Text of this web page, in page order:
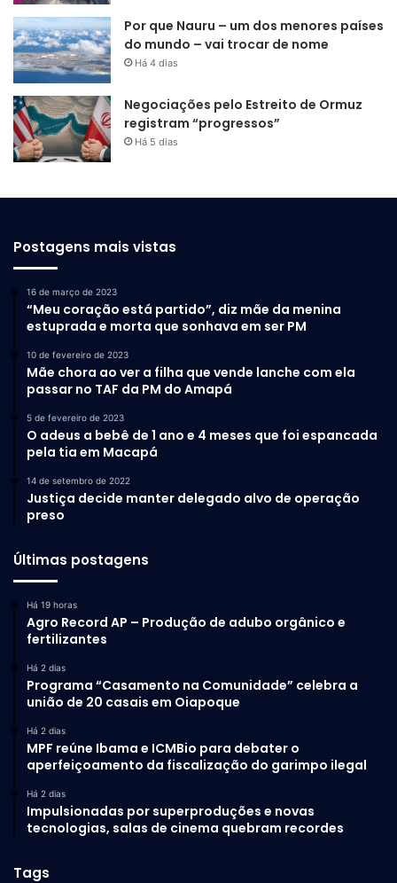
manteve decisão do então ministro Ricardo Lewandowski,
que declarou a impossibilidade de que elementos obtidos
por meio do acordo de leniência da Odebrecht sejam
utilizados como prova.
Por que Nauru – um dos menores países
do mundo – vai trocar de nome
Há 4 dias
Negociações pelo Estreito de Ormuz
registram “progressos”
Há 5 dias
Postagens mais vistas
16 de março de 2023
“Meu coração está partido”, diz mãe da menina
estuprada e morta que sonhava em ser PM
10 de fevereiro de 2023
Mãe chora ao ver a filha que vende lanche com ela
passar no TAF da PM do Amapá
5 de fevereiro de 2023
O adeus a bebê de 1 ano e 4 meses que foi espancada
pela tia em Macapá
14 de setembro de 2022
Justiça decide manter delegado alvo de operação
preso
Últimas postagens
Há 19 horas
Agro Record AP – Produção de adubo orgânico e
fertilizantes
Há 2 dias
Programa “Casamento na Comunidade” celebra a
união de 20 casais em Oiapoque
Há 2 dias
MPF reúne Ibama e ICMBio para debater o
aperfeiçoamento da fiscalização do garimpo ilegal
Há 2 dias
Impulsionadas por superproduções e novas
tecnologias, salas de cinema quebram recordes
Tags